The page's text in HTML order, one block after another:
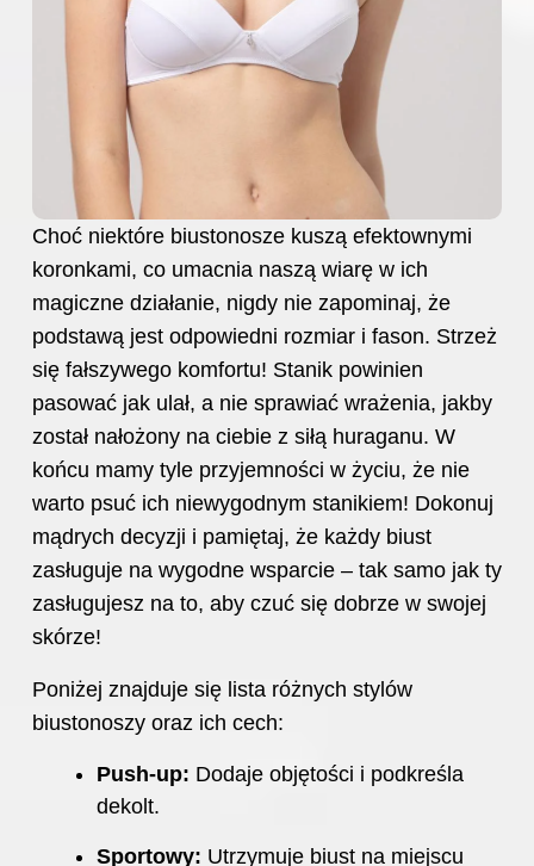
Choć niektóre biustonosze kuszą efektownymi
koronkami, co umacnia naszą wiarę w ich
magiczne działanie, nigdy nie zapominaj, że
podstawą jest odpowiedni rozmiar i fason. Strzeż
się fałszywego komfortu! Stanik powinien
pasować jak ulał, a nie sprawiać wrażenia, jakby
został nałożony na ciebie z siłą huraganu. W
końcu mamy tyle przyjemności w życiu, że nie
warto psuć ich niewygodnym stanikiem! Dokonuj
mądrych decyzji i pamiętaj, że każdy biust
zasługuje na wygodne wsparcie – tak samo jak ty
zasługujesz na to, aby czuć się dobrze w swojej
skórze!
Poniżej znajduje się lista różnych stylów
biustonoszy oraz ich cech:
Push-up: Dodaje objętości i podkreśla
dekolt.
Sportowy: Utrzymuje biust na miejscu